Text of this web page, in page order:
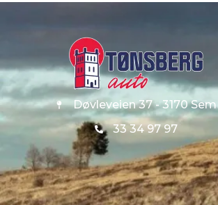
Døvleveien 37 - 3170 Sem
33 34 97 97